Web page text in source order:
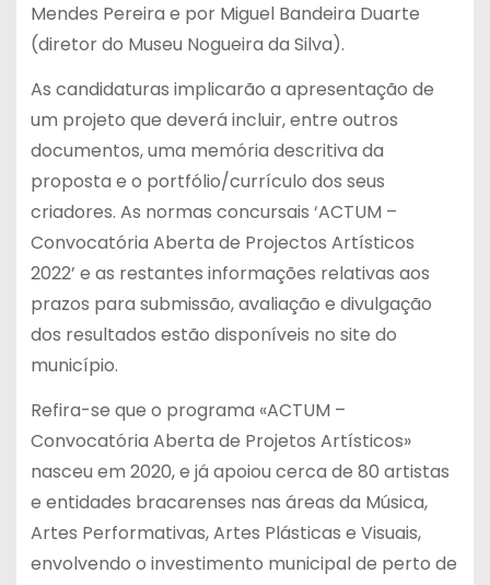
Mendes Pereira e por Miguel Bandeira Duarte
(diretor do Museu Nogueira da Silva).
As candidaturas implicarão a apresentação de
um projeto que deverá incluir, entre outros
documentos, uma memória descritiva da
proposta e o portfólio/currículo dos seus
criadores. As normas concursais ‘ACTUM –
Convocatória Aberta de Projectos Artísticos
2022’ e as restantes informações relativas aos
prazos para submissão, avaliação e divulgação
dos resultados estão disponíveis no site do
município.
Refira-se que o programa «ACTUM –
Convocatória Aberta de Projetos Artísticos»
nasceu em 2020, e já apoiou cerca de 80 artistas
e entidades bracarenses nas áreas da Música,
Artes Performativas, Artes Plásticas e Visuais,
envolvendo o investimento municipal de perto de